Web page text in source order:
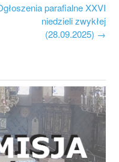
parafialne XXVI
niedzieli zwykłej
(28.09.2025) →